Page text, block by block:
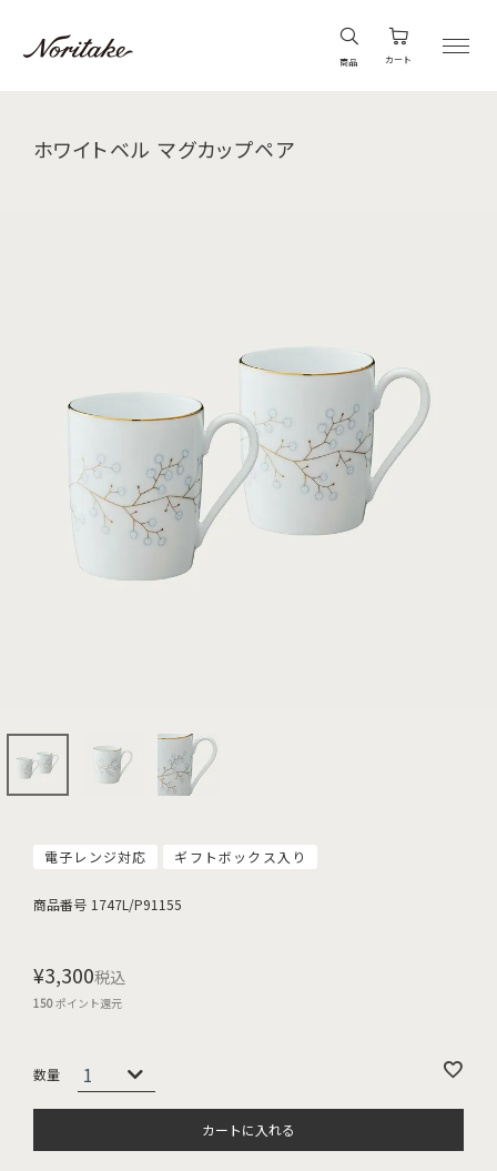
商品 カート
ホワイトベル マグカップペア
電子レンジ対応 ギフトボックス入り
商品番号 1747L/P91155
¥3,300税込
150ポイント還元
カートに入れる